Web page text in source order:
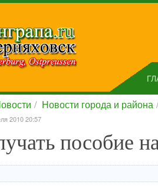
Новости города и района
2010 20:57
пособие